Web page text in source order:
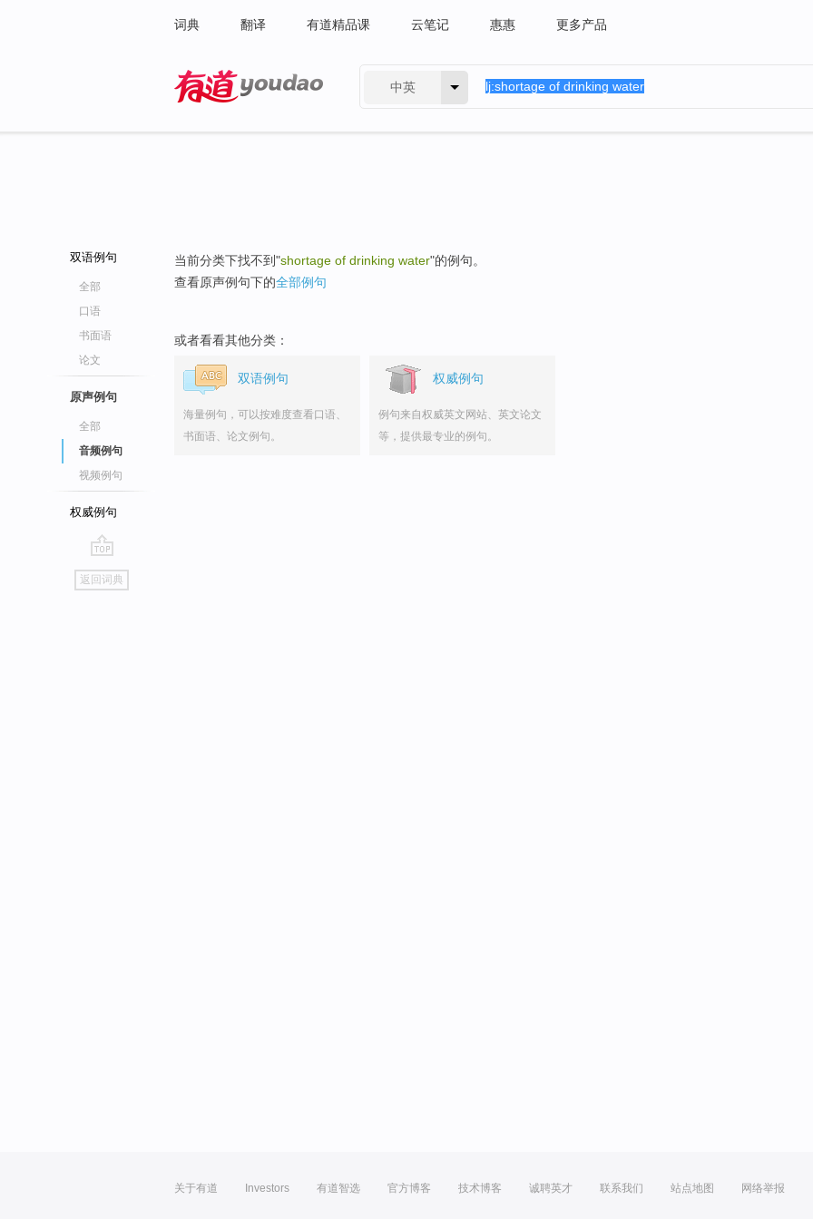
词典 翻译 有道精品课 云笔记 惠惠 更多产品
中英
双语例句
全部
口语
书面语
论文
原声例句
全部
音频例句
视频例句
权威例句
go
top
返回词典
当前分类下找不到"shortage of drinking water"的例句。
查看原声例句下的全部例句
或者看看其他分类：
双语例句
海量例句，可以按难度查看口语、
书面语、论文例句。
权威例句
例句来自权威英文网站、英文论文
等，提供最专业的例句。
关于有道 Investors 有道智选 官方博客 技术博客 诚聘英才 联系我们 站点地图 网络举报